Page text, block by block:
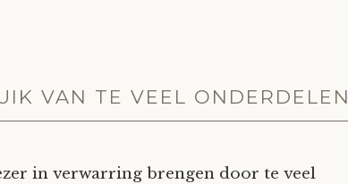
VAN TE VEEL ONDERDELEN
in verwarring brengen door te veel